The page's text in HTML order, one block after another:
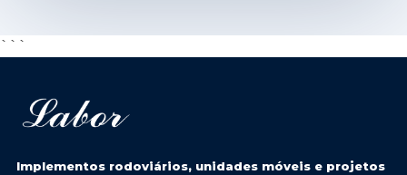
```
Implementos rodoviários, unidades móveis e projetos